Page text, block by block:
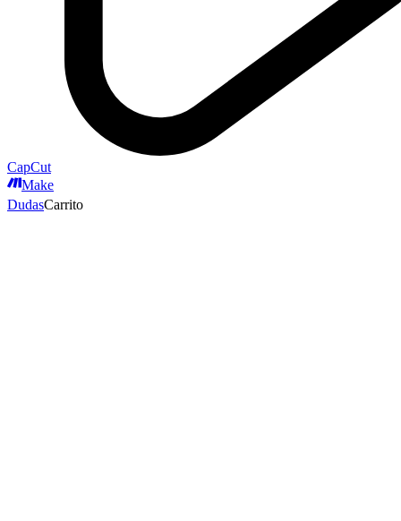
CapCut
Make
DudasCarrito